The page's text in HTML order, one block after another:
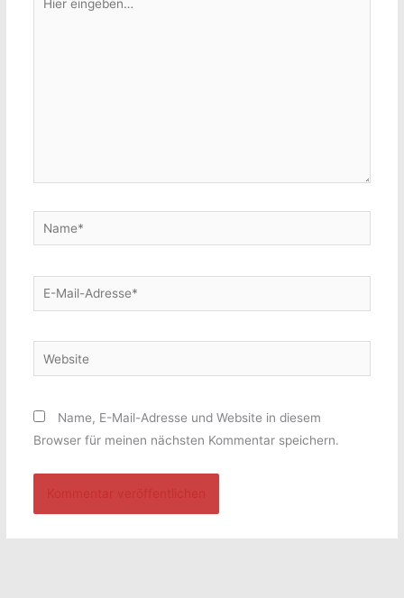
eingeben…
Name*
E-
Mail-
Website
Name, E-Mail-Adresse und Website in diesem
Browser für meinen nächsten Kommentar speichern.